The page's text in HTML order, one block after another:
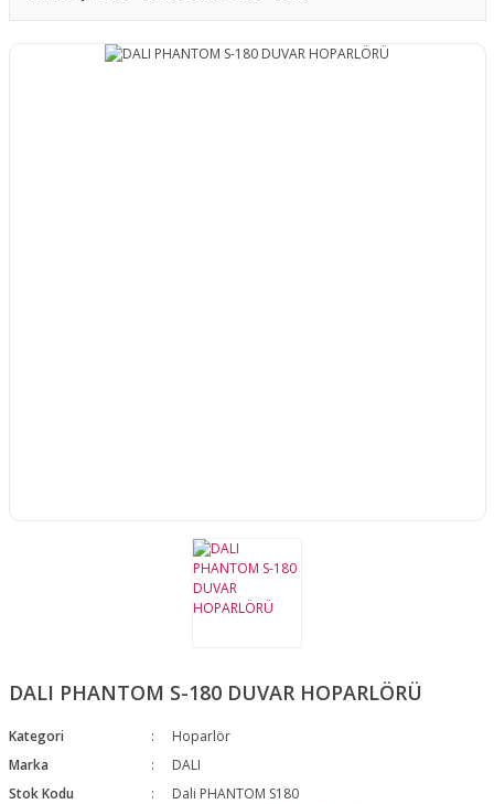
DALI PHANTOM S-180 DUVAR HOPARLÖRÜ
Kategori
Hoparlör
Marka
DALI
Stok Kodu
Dali PHANTOM S180